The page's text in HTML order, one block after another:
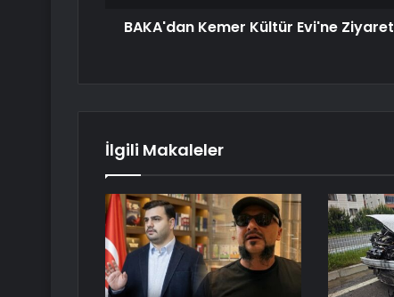
BAKA'dan Kemer Kültür Evi'ne Ziyaret
İlgili Makaleler